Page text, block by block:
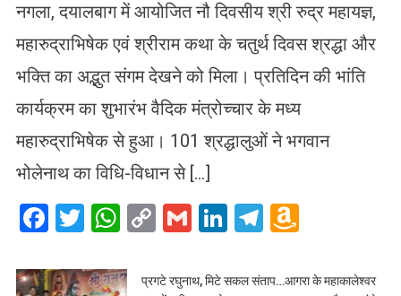
नगला, दयालबाग में आयोजित नौ दिवसीय श्री रुद्र महायज्ञ,
महारुद्राभिषेक एवं श्रीराम कथा के चतुर्थ दिवस श्रद्धा और
भक्ति का अद्भुत संगम देखने को मिला। प्रतिदिन की भांति
कार्यक्रम का शुभारंभ वैदिक मंत्रोच्चार के मध्य
महारुद्राभिषेक से हुआ। 101 श्रद्धालुओं ने भगवान
भोलेनाथ का विधि-विधान से […]
Facebook
Twitter
WhatsApp
CopyGmailLinkedIn
Telegram
List
प्रगटे रघुनाथ, मिटे सकल संताप…आगरा के महाकालेश्वर